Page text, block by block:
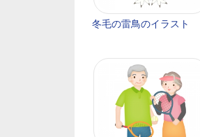
冬毛の雷鳥のイラスト